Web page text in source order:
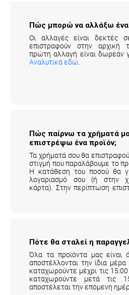
Πώς μπορώ να αλλάξω ένα
Οι αλλαγές είναι δεκτές
επιστραφούν στην αρχική
πρώτη αλλαγή είναι δωρεάν
Αναλυτικά εδώ
Πώς παίρνω τα χρήματά
επιστρέψω ένα προϊόν;
Τα χρήματά σου θα
στιγμή που παραλάβουμε το
Η κατάθεση του ποσού θα
λογαριασμό σου (ή στην
κάρτα). Στην περίπτωση
μεταφορικά της
Πότε θα σταλεί η
Όλα τα προϊόντα μας είναι
αποστέλλονται την ίδια
καταχωρούντε μέχρι τις
καταχωρούντε μετά τις
αποστέλεται την επόμενη